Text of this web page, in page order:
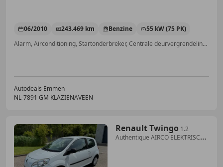
06/2010 243.469 km Benzine
55 kW (75 PK)
Alarm, Airconditioning, Startonderbreker, Centrale deurvergrendeling met afstandsbediening, Elektrische ramen, Radio, Airbag passagier, CD
Autodeals Emmen
NL-7891 GM KLAZIENAVEEN
Renault Twingo 1.2
Authentique AIRCO ELEKTRISCHE